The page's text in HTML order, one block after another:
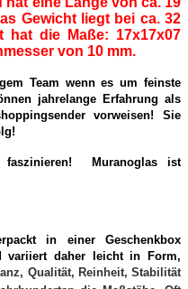
Gewicht liegt bei ca. 32
hat die Maße: 17x17x07
von 10 mm.
Team wenn es um feinste
jahrelange Erfahrung als
vorweisen! Sie
faszinieren! Muranoglas ist
in einer Geschenkbox
variiert daher leicht in Form,
Qualität, Reinheit, Stabilität